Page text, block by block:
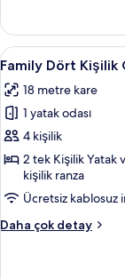
fazla
detay
Family
Dört
Kişilik
Oda
(Bunk
Beds)
için
tüm
fotoğrafları
4
Family Dört Kişilik
18 metre kare
1 yatak odası
4 kişilik
2 tek Kişilik Yatak
kişilik ranza
Ücretsiz kablosuz
Daha çok detay
Family